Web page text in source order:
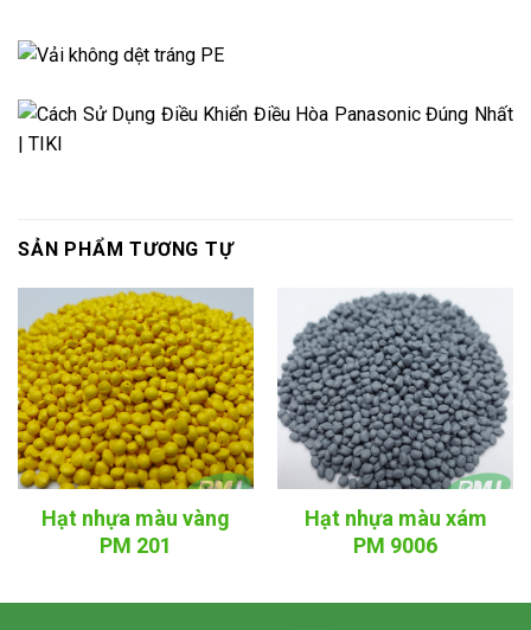
SẢN PHẨM TƯƠNG TỰ
Hạt nhựa màu vàng
PM 201
Hạt nhựa màu xám
PM 9006